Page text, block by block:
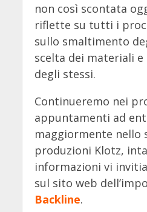
non così scontata
riflette su tutti i
sullo smaltimento
scelta dei materiali
degli stessi.
Continueremo nei
appuntamenti ad
maggiormente nello
produzioni Klotz,
informazioni vi
sul sito web
Backline.